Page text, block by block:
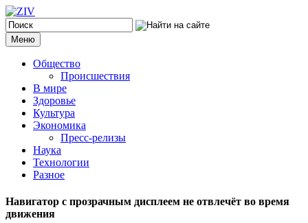
Меню
Общество
Происшествия
В мире
Здоровье
Культура
Экономика
Пресс-релизы
Наука
Технологии
Разное
Навигатор с прозрачным дисплеем не отвлечёт во время
движения